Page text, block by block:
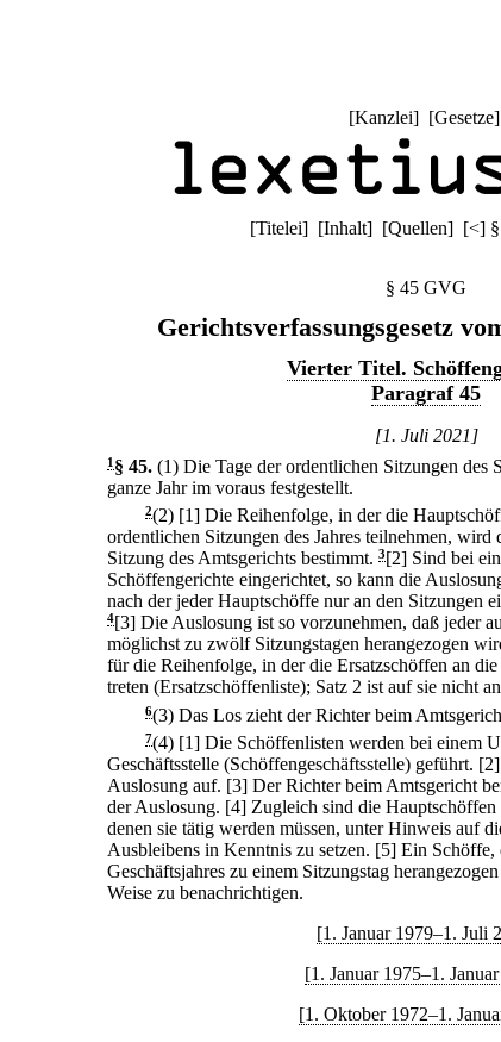
[Kanzlei] [Gesetze]
[Titelei] [Inhalt] [Quellen] [<]
§ 45 GVG
Gerichtsverfassungsgesetz
Vierter Titel.
Paragraf 45
[1. Juli 2021]
1 § 45. (1) Die Tage der ordentlichen Sitzungen des
ganze Jahr im voraus festgestellt.
2(2) [1] Die Reihenfolge, in der die
ordentlichen Sitzungen des Jahres teilnehmen,
Sitzung des Amtsgerichts bestimmt. 3[2] Sind bei
Schöffengerichte eingerichtet, so kann die
nach der jeder Hauptschöffe nur an den Sitzungen
4[3] Die Auslosung ist so vorzunehmen, daß jeder
möglichst zu zwölf Sitzungstagen herangezogen
für die Reihenfolge, in der die Ersatzschöffen an
treten (Ersatzschöffenliste); Satz 2 ist auf sie nicht
6(3) Das Los zieht der Richter beim
7(4) [1] Die Schöffenlisten werden bei einem
Geschäftsstelle (Schöffengeschäftsstelle) geführt.
Auslosung auf. [3] Der Richter beim Amtsgericht
der Auslosung. [4] Zugleich sind die Hauptschöffen
denen sie tätig werden müssen, unter Hinweis auf
Ausbleibens in Kenntnis zu setzen. [5] Ein Schöffe,
Geschäftsjahres zu einem Sitzungstag
Weise zu benachrichtigen.
[1. Januar 1979–1. Juli
[1. Januar 1975–1.
[1. Oktober 1972–1.